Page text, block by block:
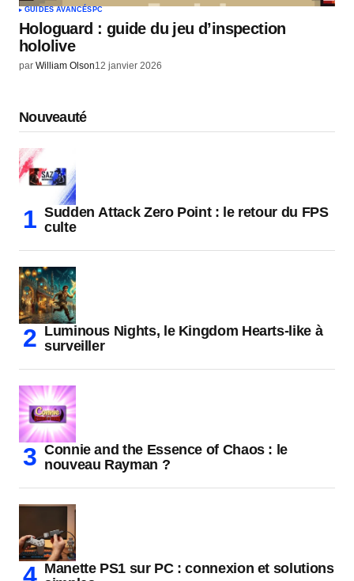
GUIDES AVANCÉS PC
Hologuard : guide du jeu d’inspection
hololive
par William Olson12 janvier 2026
Nouveauté
Sudden Attack Zero Point : le retour du FPS
culte
Luminous Nights, le Kingdom Hearts-like à
surveiller
Connie and the Essence of Chaos : le
nouveau Rayman ?
Manette PS1 sur PC : connexion et solutions